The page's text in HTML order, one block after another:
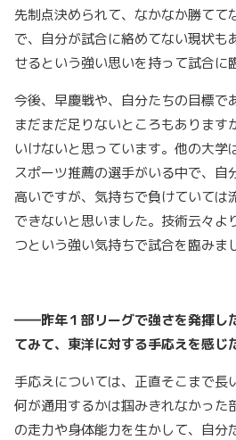
先制点決められて、なかなか勝てて
で、自分が試合に絡めてない現状も
せるという強い思いを持って試合に
今後、早慶戦や、自分たちの目標で
まだまだ足りないところもあります
いけないと思っています。他の大学
スポーツ推薦の選手がいる中で、自
高いですが、気持ちで負けていては
できないと思いました。技術云々よ
つという強い気持ちで試合を臨みま
――昨年１部リーグで強さを発揮し
てみて、東洋に対する手応えを感じ
手応えについては、正直そこまで長
何が通用するかは掴みきれなかった
の走力や身体能力を生かして、自分